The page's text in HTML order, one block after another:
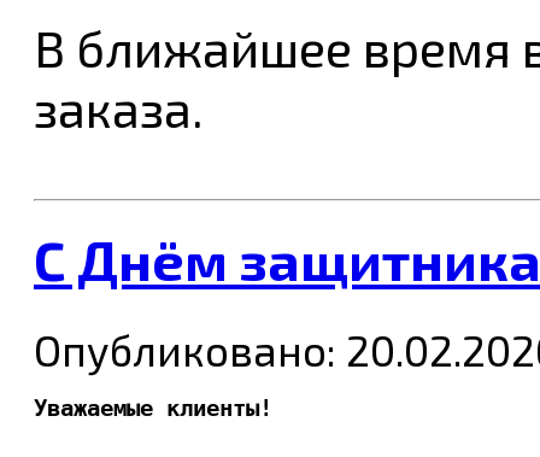
В ближайшее время
заказа.
C Днём
Опубликовано:
Уважаемые клиенты!